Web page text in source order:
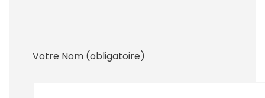
Votre Nom (obligatoire)